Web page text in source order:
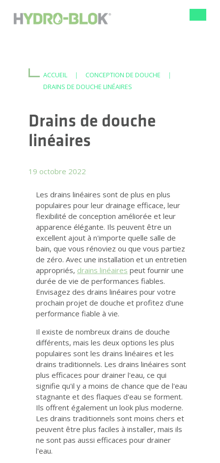
ACCUEIL | CONCEPTION DE DOUCHE
|
DRAINS DE DOUCHE LINÉAIRES
Drains de douche
linéaires
19 octobre 2022
Les drains linéaires sont de plus en plus
populaires pour leur drainage efficace, leur
flexibilité de conception améliorée et leur
apparence élégante. Ils peuvent être un
excellent ajout à n'importe quelle salle de
bain, que vous rénoviez ou que vous partiez
de zéro. Avec une installation et un entretien
appropriés, drains linéaires peut fournir une
durée de vie de performances fiables.
Envisagez des drains linéaires pour votre
prochain projet de douche et profitez d'une
performance fiable à vie.
Il existe de nombreux drains de douche
différents, mais les deux options les plus
populaires sont les drains linéaires et les
drains traditionnels. Les drains linéaires sont
plus efficaces pour drainer l'eau, ce qui
signifie qu'il y a moins de chance que de l'eau
stagnante et des flaques d'eau se forment.
Ils offrent également un look plus moderne.
Les drains traditionnels sont moins chers et
peuvent être plus faciles à installer, mais ils
ne sont pas aussi efficaces pour drainer
l'eau.